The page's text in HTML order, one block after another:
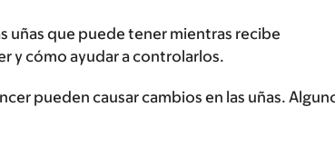
uñas que puede tener mientras recibe
y cómo ayudar a controlarlos.
pueden causar cambios en las uñas.